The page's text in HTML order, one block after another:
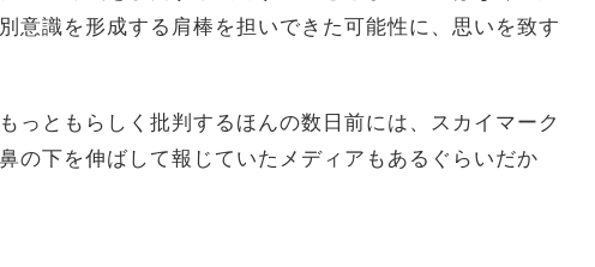
意識を形成する肩棒を担いできた可能性に、思いを致す
っともらしく批判するほんの数日前には、スカイマーク
の下を伸ばして報じていたメディアもあるぐらいだか